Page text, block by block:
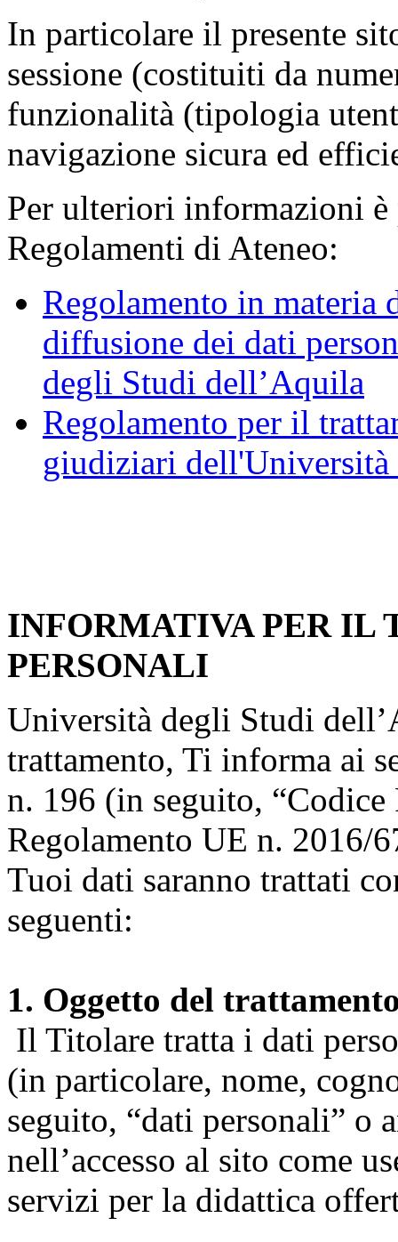
In particolare il presente
sessione (costituiti da
funzionalità (tipologia
navigazione sicura ed
Per ulteriori informazioni è
Regolamenti di Ateneo:
Regolamento in materia
diffusione dei dati
degli Studi dell’Aquila
Regolamento per il
giudiziari
INFORMATIVA PER IL
PERSONALI
Università degli Studi
trattamento, Ti informa ai
n. 196 (in seguito, “Codice
Regolamento UE n. 2016/
Tuoi dati saranno trattati
seguenti:
1. Oggetto del
Il Titolare tratta i dati
(in particolare, nome,
seguito, “dati personali” o
nell’accesso al sito come
servizi per la didattica